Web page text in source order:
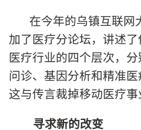
在今年的乌镇互联网
加了医疗分论坛，讲述
医疗行业的四个层次，
问诊、基因分析和精准医
这与传言裁掉移动医疗事
寻求新的改变